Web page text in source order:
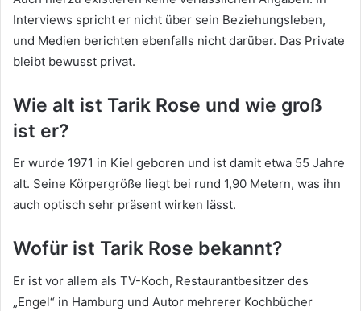
Interviews spricht er nicht über sein Beziehungsleben,
und Medien berichten ebenfalls nicht darüber. Das Private
bleibt bewusst privat.
Wie alt ist Tarik Rose und wie groß
ist er?
Er wurde 1971 in Kiel geboren und ist damit etwa 55 Jahre
alt. Seine Körpergröße liegt bei rund 1,90 Metern, was ihn
auch optisch sehr präsent wirken lässt.
Wofür ist Tarik Rose bekannt?
Er ist vor allem als TV-Koch, Restaurantbesitzer des
„Engel“ in Hamburg und Autor mehrerer Kochbücher